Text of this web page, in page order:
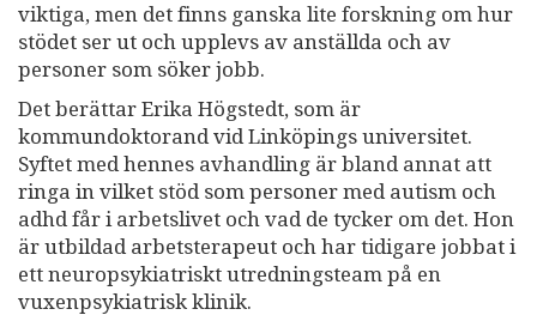
viktiga, men det finns ganska lite forskning om hur
stödet ser ut och upplevs av anställda och av
personer som söker jobb.
Det berättar Erika Högstedt, som är
kommundoktorand vid Linköpings universitet.
Syftet med hennes avhandling är bland annat att
ringa in vilket stöd som personer med autism och
adhd får i arbetslivet och vad de tycker om det. Hon
är utbildad arbetsterapeut och har tidigare jobbat i
ett neuropsykiatriskt utredningsteam på en
vuxenpsykiatrisk klinik.